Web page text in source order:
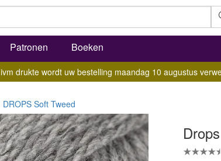
Patronen Boeken
ivm drukte wordt uw bestelling maandag 10 augustus
DROPS Soft Tweed